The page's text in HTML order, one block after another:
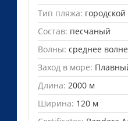
Тип пляжа: городской
Состав: песчаный
Волны: среднее
Заход в море:
Длина: 2000 м
Ширина: 120 м